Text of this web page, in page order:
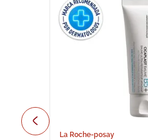
La Roche-posay